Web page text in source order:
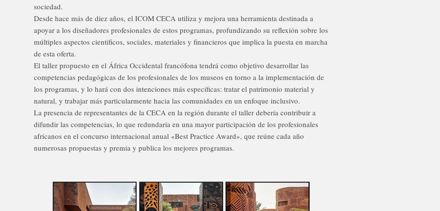
sociedad.
Desde hace más de diez años, el ICOM CECA utiliza y mejora una herramienta destinada a
apoyar a los diseñadores profesionales de estos programas, profundizando su reflexión sobre los
múltiples aspectos científicos, sociales, materiales y financieros que implica la puesta en marcha
de esta oferta.
El taller propuesto en el África Occidental francófona tendrá como objetivo desarrollar las
competencias pedagógicas de los profesionales de los museos en torno a la implementación de
los programas, y lo hará con dos intenciones más específicas: tratar el patrimonio material y
natural, y trabajar más particularmente hacia las comunidades en un enfoque inclusivo.
La presencia de representantes de la CECA en la región durante el taller debería contribuir a
difundir las competencias, lo que redundaría en una mayor participación de los profesionales
africanos en el concurso internacional anual «Best Practice Award», que reúne cada año
numerosas propuestas y premia y publica los mejores programas.